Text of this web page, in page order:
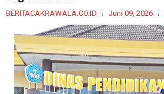
BERITACAKRAWALA.CO.ID Juni 09, 2026